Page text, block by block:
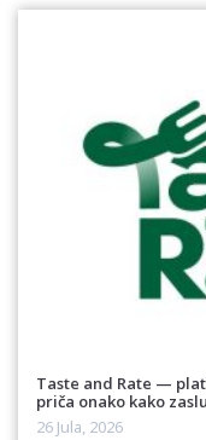
Taste and Rate —
priča onako kako
26 Jula, 2026